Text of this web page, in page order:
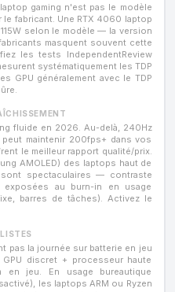
gaming n'est pas le modèle
le fabricant. Une RTX 4060 laptop
selon le modèle — la version
masquent souvent cette
les tests IndependentReview
systématiquement les TDP
GPU généralement avec le TDP
fluide en 2026. Au-delà, 240Hz
maintenir 200fps+ dans vos
le meilleur rapport qualité/prix.
AMOLED) des laptops haut de
sont spectaculaires — contraste
au burn-in en usage
barres de tâches). Activez le
pas la journée sur batterie en jeu
discret + processeur haute
en jeu. En usage bureautique
les laptops ARM ou Ryzen